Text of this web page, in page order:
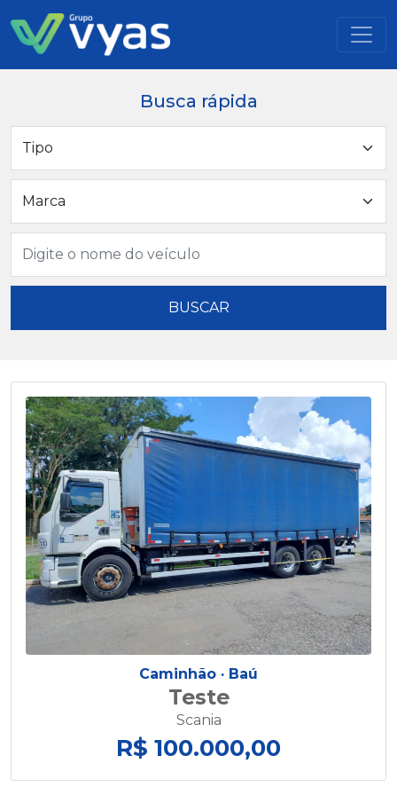
Busca rápida
Caminhão · Baú
Teste
Scania
R$ 100.000,00